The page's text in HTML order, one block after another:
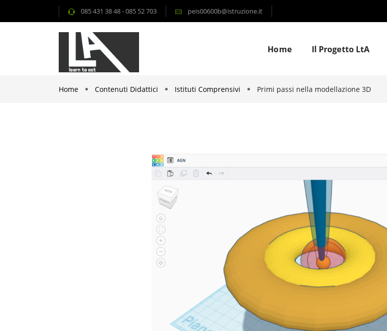
085 431 38 48 - 085 52 703 peis00600b@istruzione.it
Home Il Progetto LtA
Home Contenuti Didattici Istituti Comprensivi Primi passi nella modellazione 3D